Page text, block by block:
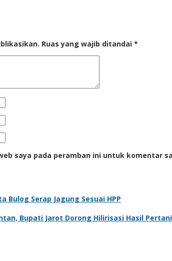
Ruas yang wajib ditandai *
saya pada peramban ini untuk komentar
Bulog Serap Jagung Sesuai HPP
Bupati Jarot Dorong Hilirisasi Hasil